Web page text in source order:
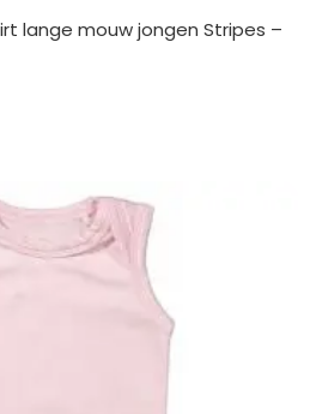
lange mouw jongen Stripes –